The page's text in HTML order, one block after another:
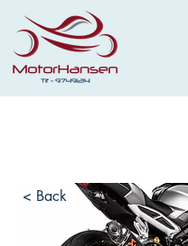
< Back